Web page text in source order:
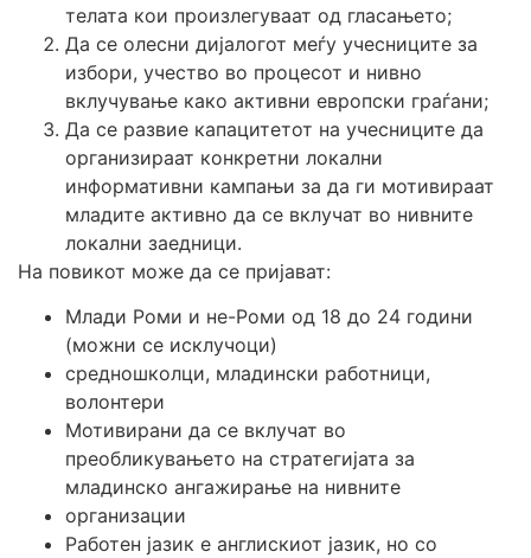
телата кои произлегуваат од гласањето;
Да се олесни дијалогот меѓу учесниците за
избори, учество во процесот и нивно
вклучување како активни европски граѓани;
Да се развие капацитетот на учесниците да
организираат конкретни локални
информативни кампањи за да ги мотивираат
младите активно да се вклучат во нивните
локални заедници.
На повикот може да се пријават:
Млади Роми и не-Роми од 18 до 24 години
(можни се исклучоци)
средношколци, младински работници,
волонтери
Mотивирани да се вклучат во
преобликувањето на стратегијата за
младинско ангажирање на нивните
организации
Работен јазик е англискиот јазик, но со